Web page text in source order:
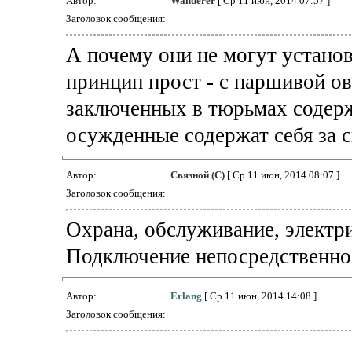
Заголовок сообщения:
А почему они не могут
принцип прост - с паршивой
заключенных в тюрьмах
осужденные содержат себя за
Автор: Связной (С)[ Ср 11 июн, 2014 08:07 ]
Заголовок сообщения:
Охрана, обслуживание,
Подключение
Автор: Erlang [ Ср 11 июн, 2014 14:08 ]
Заголовок сообщения: